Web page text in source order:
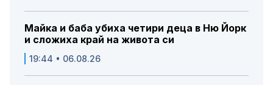
Майка и баба убиха четири деца в Ню Йорк
и сложиха край на живота си
19:44 • 06.08.26